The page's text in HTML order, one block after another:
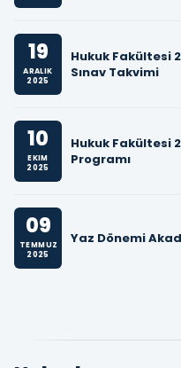
19
ARALIK
2025
Hukuk Fakültesi
Sınav Takvimi
10
EKIM
2025
Hukuk Fakültesi
Programı
09
TEMMUZ
2025
Yaz Dönemi